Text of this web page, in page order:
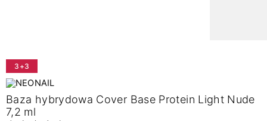
3+3
Baza hybrydowa Cover Base Protein Light Nude
7,2 ml